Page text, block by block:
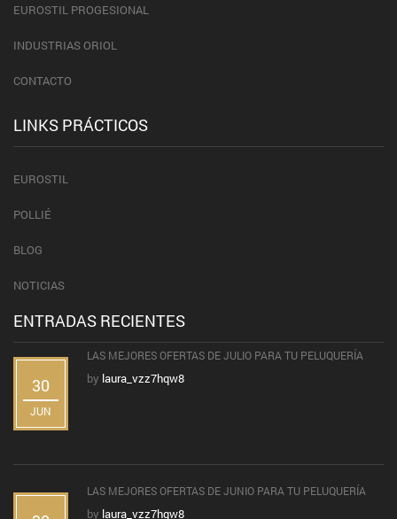
EUROSTIL PROGESIONAL
INDUSTRIAS ORIOL
CONTACTO
LINKS PRÁCTICOS
EUROSTIL
POLLIÉ
BLOG
NOTICIAS
ENTRADAS RECIENTES
30
JUN
LAS MEJORES OFERTAS DE JULIO PARA TU PELUQUERÍA
by laura_vzz7hqw8
LAS MEJORES OFERTAS DE JUNIO PARA TU PELUQUERÍA
by laura_vzz7hqw8